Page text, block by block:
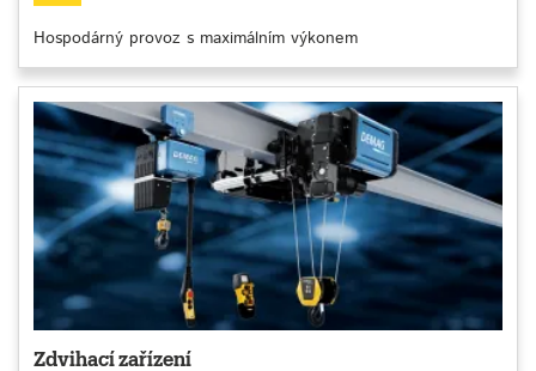
Hospodárný provoz s maximálním výkonem
Zdvihací zařízení